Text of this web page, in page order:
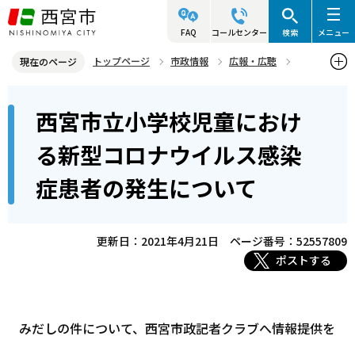
こ
の
ジ
す
FAQ コールセンター 検索 メニュー
現在のページ トップページ 市政情報
広報・広聴
西宮市立小学校児童における新型コロナウイルス感染症患者の発生に
ついて
ら
西宮市立小学校児童におけ
る新型コロナウイルス感染
症患者の発生について
更新日：2021年4月21日
ページ番号：52557809
ポストする
みだしの件について、西宮市政記者クラブへ情報提供を